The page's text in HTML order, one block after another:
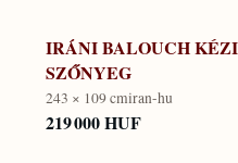
IRÁNI BALOUCH
SZŐNYEG
243 × 109 cmiran-hu
219 000 HUF